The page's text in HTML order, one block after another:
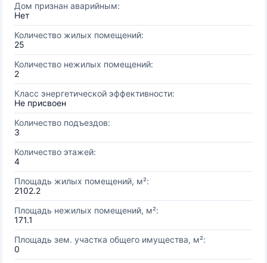
Дом признан аварийным:
Нет
Количество жилых помещений:
25
Количество нежилых помещений:
2
Класс энергетической эффективности:
Не присвоен
Количество подъездов:
3
Количество этажей:
4
Площадь жилых помещений, м²:
2102.2
Площадь нежилых помещений, м²:
171.1
Площадь зем. участка общего имущества, м²:
0